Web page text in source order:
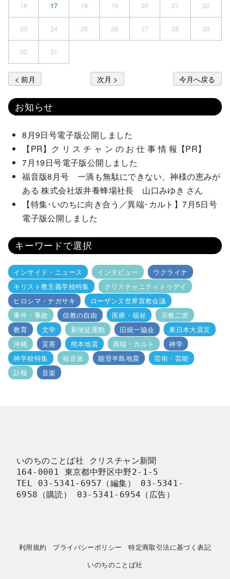
16 17 18 19 20 21 22
23 24 25 26 27 28 29
30 31
< 前月 次月 > 今月へ戻る
お知らせ
8月9日号電子版公開しました
【PR】ク リ ス チ ャ ン の お 仕 事 情 報【PR】
7月19日号電子版公開しました
福音版8月号 一滴も無駄にできない、神様の恵みが
ある 株式会社坂井養蜂場社長 山口みゆき さん
【特集･いのちに向き合う／異端･カルト】7月5日号
電子版公開しました
キーワードで選択
インサイド・ニュース インタビュー
ウクライナ
キリスト教主義学校特集
クリスチャニティトゥデイ
ヒロシマ・ナガサキ
ローザンヌ世界宣教会議
事件・事故
信教の自由 医療・福祉
宗教二世
教育
文学 新使徒運動 旧統一協会
東日本大震災
沖縄
災害 熊本地震 異端・カルト
神学
神学校特集
福音派 能登半島地震
芸術・芸能
訃報
音楽
いのちのことば社 クリスチャン新聞
164-0001 東京都中野区中野2-1-5
TEL 03-5341-6957（編集） 03-5341-
6958（購読） 03-5341-6954（広告）
利用規約 プライバシーポリシー
特定商取引法に基づく表記
いのちのことば社